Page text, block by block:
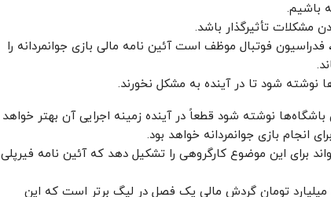
باشیم.
مشکلات تأثیرگذار باشد.
فوتبال موظف است آئین نامه مالی بازی جوانمردانه را
نوشته شود تا در آینده به مشکل نخورند.
نوشته شود قطعاً در آینده زمینه اجرایی آن بهتر خواهد
بازی جوانمردانه خواهد بود.
برای این موضوع کارگروهی را تشکیل دهد که آئین نامه فیرپلی
موفقیت باشگاه‌ها موفقیت ورزش کشور است، ۲,۸۹۳ میلیارد تومان گردش مالی یک فصل در لیگ برتر است که این